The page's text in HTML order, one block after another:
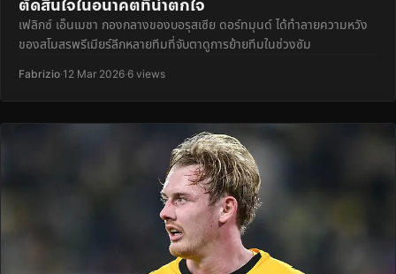
ตัดสินใจในอนาคตที่น่าตกใจ
เฟลิกซ์ เอ็นเมชา กองกลางของบอรุสเซีย ดอร์ทมุนด์ ได้ทำลายความหวัง
ของสโมสรพรีเมียร์ลีกหลายทีมที่จับตาดูการย้ายทีมในช่วงซัม
Fabrizio·12 Mar 2026·6 views